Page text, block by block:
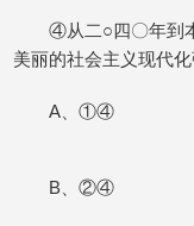
④从二○四〇年到
美丽的社会主义现代
A、①④
B、②④